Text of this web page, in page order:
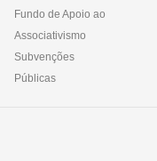
Fundo de Apoio ao
Associativismo
Subvenções
Públicas